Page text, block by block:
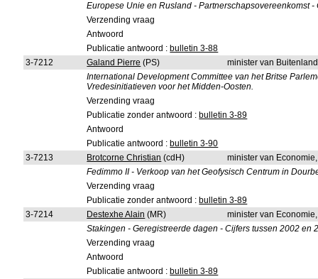
Europese Unie en Rusland - Partnerschapsovereenkomst
Verzending vraag
Antwoord
Publicatie antwoord : bulletin 3-88
3-7212
Galand Pierre (PS)
minister van
International Development Committee van het Britse
Vredesinitiatieven voor het Midden-Oosten.
Verzending vraag
Publicatie zonder antwoord : bulletin 3-89
Antwoord
Publicatie antwoord : bulletin 3-90
3-7213
Brotcorne Christian (cdH)
minister van
Fedimmo II - Verkoop van het Geofysisch Centrum in
Verzending vraag
Publicatie zonder antwoord : bulletin 3-89
3-7214
Destexhe Alain (MR)
minister van
Stakingen - Geregistreerde dagen - Cijfers tussen 2002 en
Verzending vraag
Antwoord
Publicatie antwoord : bulletin 3-89